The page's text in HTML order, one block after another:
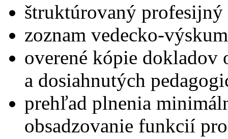
štruktúrovaný
zoznam vedecko-
overené kópie dokladov
a dosiahnutých
prehľad plnenia
obsadzovanie funkcií